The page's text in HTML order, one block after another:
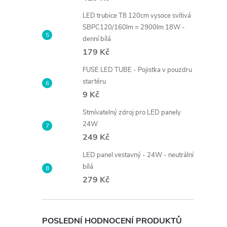
LED trubice T8 120cm vysoce svítivá
SBPC120/160lm = 2900lm 18W -
denní bílá
179 Kč
FUSE LED TUBE - Pojistka v pouzdru
startéru
9 Kč
Stmívatelný zdroj pro LED panely
24W
249 Kč
LED panel vestavný - 24W - neutrální
bílá
279 Kč
POSLEDNÍ HODNOCENÍ PRODUKTŮ